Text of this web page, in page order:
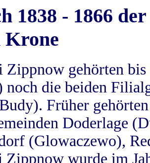
1838 - 1866
Krone
Zippnow gehörten
noch die beiden
Früher
Doderlage
(Glowaczewo),
Zippnow wurde im